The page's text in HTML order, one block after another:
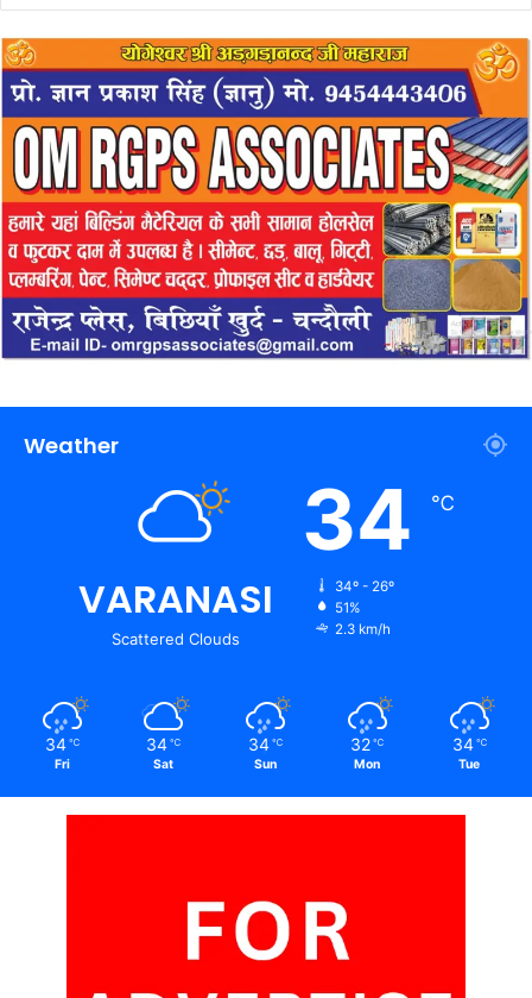
Weather
VARANASI
Scattered Clouds
34 ℃
34º - 26º
51%
2.3 km/h
34 ℃
Fri
34 ℃
Sat
34 ℃
Sun
32 ℃
Mon
34 ℃
Tue